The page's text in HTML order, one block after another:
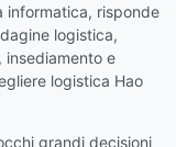
informatica, risponde
logistica,
e
logistica Hao
grandi decisioni